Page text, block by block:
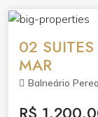
02
MAR
Balneário